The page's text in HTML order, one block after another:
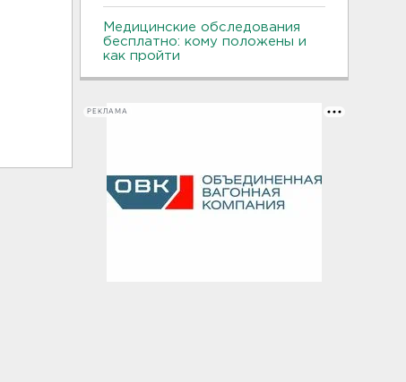
Медицинские обследования
бесплатно: кому положены и
как пройти
РЕКЛАМА